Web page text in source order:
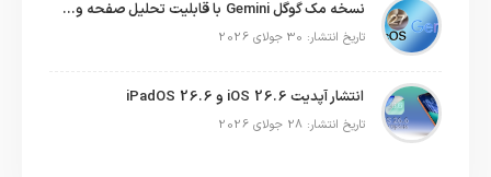
نسخه مک گوگل Gemini با قابلیت تحلیل صفحه و دستورات صوتی در به‌روزرسانی جدید
تاریخ انتشار: 30 جولای 2026
انتشار آپدیت iOS 26.6 و iPadOS 26.6
تاریخ انتشار: 28 جولای 2026